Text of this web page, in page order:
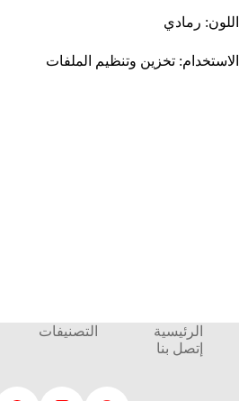
اللون: رمادي
الاستخدام: تخزين وتنظيم الملفات
الرئيسية التصنيفات
إتصل بنا